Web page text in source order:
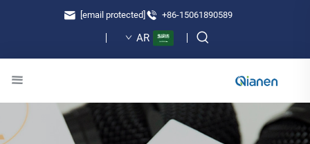
+86-15061890589
[email protected]
AR